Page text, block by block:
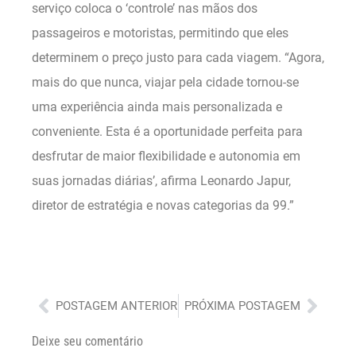
serviço coloca o ‘controle’ nas mãos dos
passageiros e motoristas, permitindo que eles
determinem o preço justo para cada viagem. “Agora,
mais do que nunca, viajar pela cidade tornou-se
uma experiência ainda mais personalizada e
conveniente. Esta é a oportunidade perfeita para
desfrutar de maior flexibilidade e autonomia em
suas jornadas diárias’, afirma Leonardo Japur,
diretor de estratégia e novas categorias da 99.”
Anterior
POSTAGEM ANTERIOR PRÓXIMA POSTAGEM
Deixe seu comentário